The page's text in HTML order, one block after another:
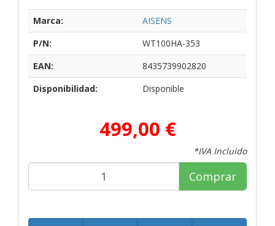
Marca:
AISENS
P/N:
WT100HA-353
EAN:
8435739902820
Disponibilidad:
Disponible
499,00 €
*IVA Incluido
Comprar